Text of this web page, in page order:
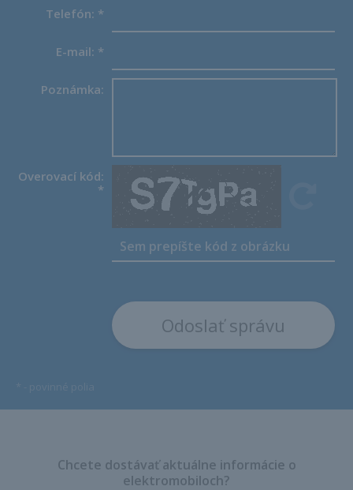
Telefón: *
E-mail: *
Poznámka:
Overovací kód:
*
Chcete dostávať aktuálne informácie o
elektromobiloch?